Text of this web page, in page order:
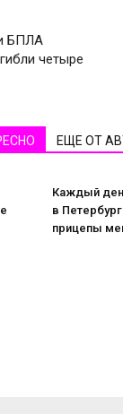
БПЛА
четыре
ЕЩЕ ОТ
Каждый
в
прицепы